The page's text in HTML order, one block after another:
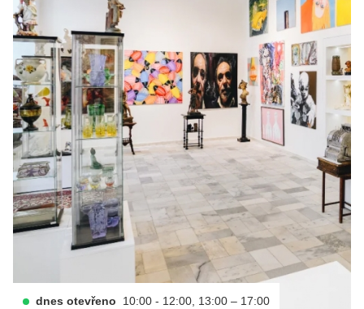
dnes otevřeno 10:00 - 12:00, 13:00 – 17:00